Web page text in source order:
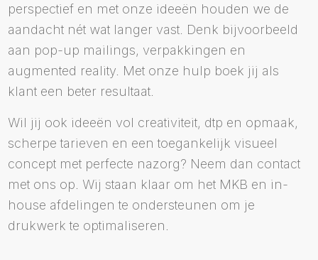
perspectief en met onze ideeën houden we de
aandacht nét wat langer vast. Denk bijvoorbeeld
aan pop-up mailings, verpakkingen en
augmented reality. Met onze hulp boek jij als
klant een beter resultaat.
Wil jij ook ideeën vol creativiteit, dtp en opmaak,
scherpe tarieven en een toegankelijk visueel
concept met perfecte nazorg? Neem dan contact
met ons op. Wij staan klaar om het MKB en in-
house afdelingen te ondersteunen om je
drukwerk te optimaliseren.